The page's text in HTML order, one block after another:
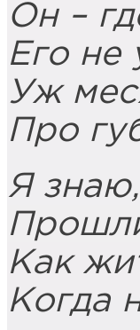
Он –
Его не
Уж
Про
Я
Как
Когда